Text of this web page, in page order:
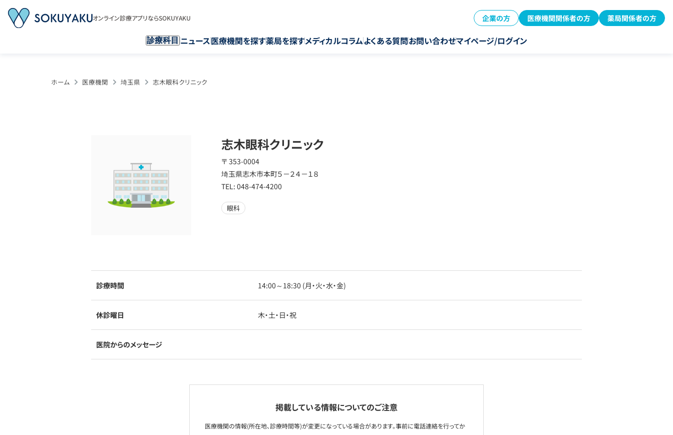
オンライン診療アプリならSOKUYAKU 企業の方 医療機関関係者の方 薬局関係者の方
診療科目 ニュース医療機関を探す薬局を探すメディカルコラムよくある質問お問い合わせマイページ/ログイン
ホーム 医療機関 埼玉県 志木眼科クリニック
志木眼科クリニック
〒 353-0004
埼玉県志木市本町５－２４－１８
TEL: 048-474-4200
眼科
診療時間 14:00～18:30 (月・火・水・金)
休診曜日 木・土・日・祝
医院からのメッセージ
掲載している情報についてのご注意
医療機関の情報(所在地、診療時間等)が変更になっている場合があります。事前に電話連絡を行ってか